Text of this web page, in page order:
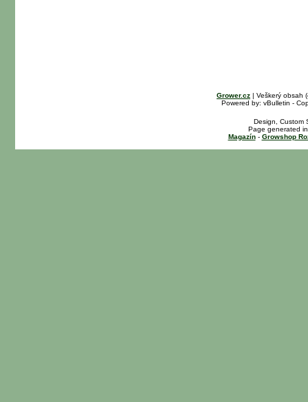
Grower.cz | Veškerý obsah
Powered by: vBulletin -
Design, Custom
Page generated
Magazín- Growshop